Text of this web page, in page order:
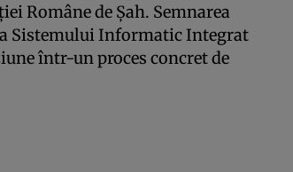
Române de Șah. Semnarea
Sistemului Informatic Integrat
într-un proces concret de